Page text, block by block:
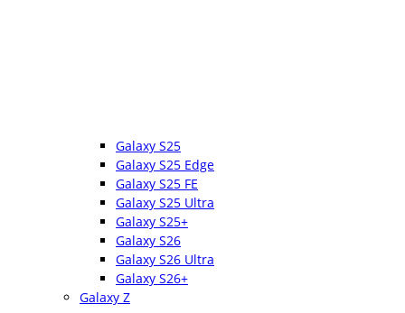
Galaxy S25
Galaxy S25 Edge
Galaxy S25 FE
Galaxy S25 Ultra
Galaxy S25+
Galaxy S26
Galaxy S26 Ultra
Galaxy S26+
Galaxy Z